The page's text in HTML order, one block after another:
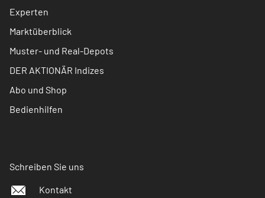
Experten
Marktüberblick
Muster- und Real-Depots
DER AKTIONÄR Indizes
Abo und Shop
Bedienhilfen
Schreiben Sie uns
Kontakt